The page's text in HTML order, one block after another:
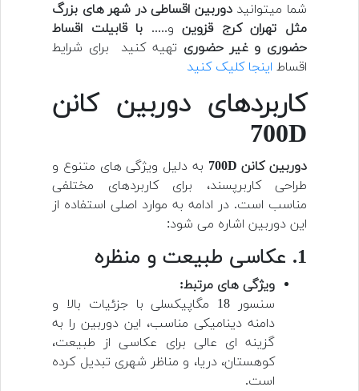
شما میتوانیددوربین اقساطی در شهر های بزرگ
مثل تهران کرج قزوینو..... با قابیلت اقساط
حضوری و غیر حضوری تهیه کنید برای شرایط
اقساط اینجا کلیک کنید
کاربردهای دوربین کانن
700D
دوربین کانن 700D
به دلیل ویژگی های متنوع و
طراحی کاربرپسند، برای کاربردهای مختلفی
مناسب است. در ادامه به موارد اصلی استفاده از
این دوربین اشاره می شود:
1. عکاسی طبیعت و منظره
ویژگی های مرتبط:
سنسور 18 مگاپیکسلی با جزئیات بالا و
دامنه دینامیکی مناسب، این دوربین را به
گزینه ای عالی برای عکاسی از طبیعت،
کوهستان، دریا، و مناظر شهری تبدیل کرده
است.